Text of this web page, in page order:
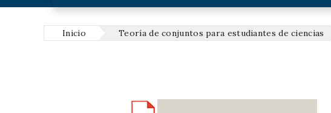
Inicio Teoría de conjuntos para estudiantes de ciencias